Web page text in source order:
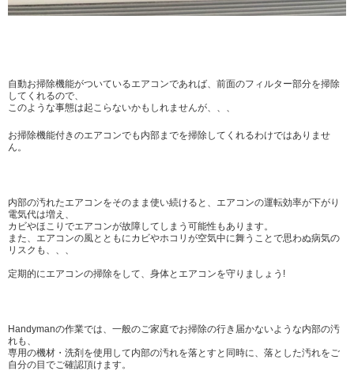
自動お掃除機能がついているエアコンであれば、前面のフィルター部分を掃除
してくれるので、
このような事態は起こらないかもしれませんが、、、
お掃除機能付きのエアコンでも内部までを掃除してくれるわけではありませ
ん。
内部の汚れたエアコンをそのまま使い続けると、エアコンの運転効率が下がり
電気代は増え、
カビやほこりでエアコンが故障してしまう可能性もあります。
また、エアコンの風とともにカビやホコリが空気中に舞うことで思わぬ病気の
リスクも、、、
定期的にエアコンの掃除をして、身体とエアコンを守りましょう!
Handymanの作業では、一般のご家庭でお掃除の行き届かないような内部の汚
れも、
専用の機材・洗剤を使用して内部の汚れを落とすと同時に、落とした汚れをご
自分の目でご確認頂けます。